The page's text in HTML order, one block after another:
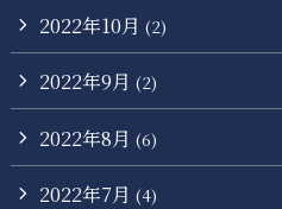
2022年10月 (2)
2022年9月 (2)
2022年8月 (6)
2022年7月 (4)